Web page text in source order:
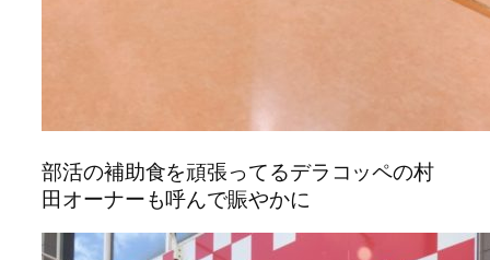
部活の補助食を頑張ってるデラコッペの村
田オーナーも呼んで賑やかに